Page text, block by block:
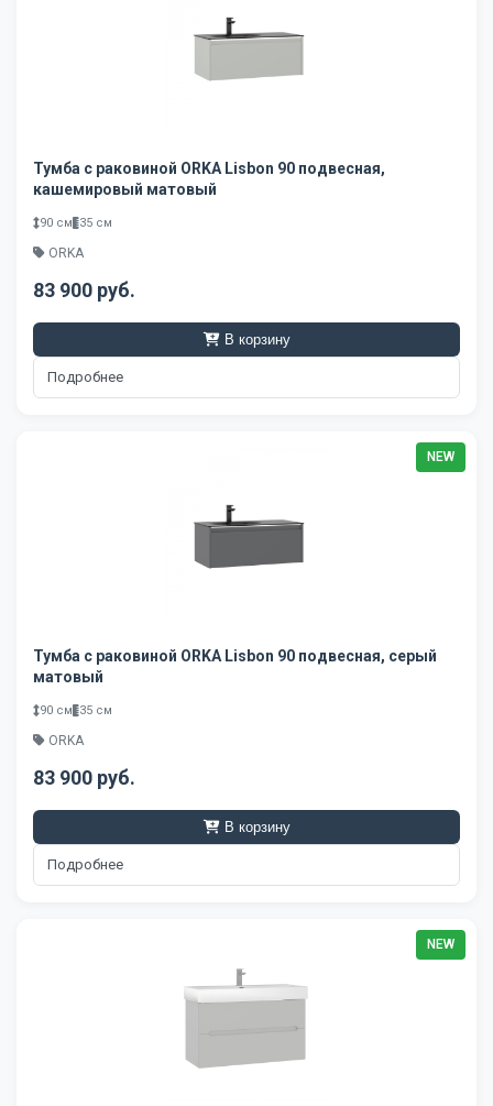
Тумба с раковиной ORKA Lisbon 90 подвесная,
кашемировый матовый
90 см 35 см
ORKA
83 900 руб.
В корзину
Подробнее
NEW
Тумба с раковиной ORKA Lisbon 90 подвесная, серый
матовый
90 см 35 см
ORKA
83 900 руб.
В корзину
Подробнее
NEW